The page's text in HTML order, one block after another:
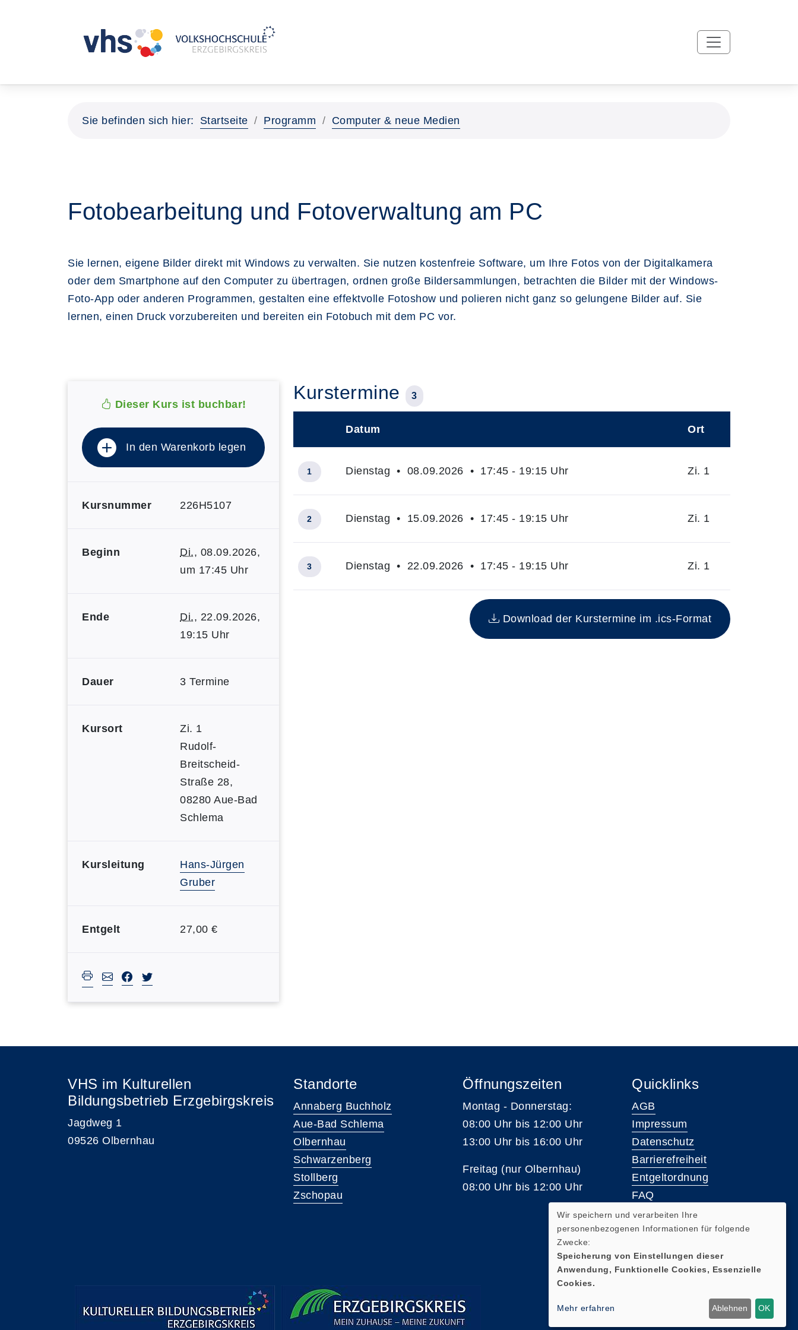
Sie befinden sich hier: Startseite Programm Computer & neue Medien
Fotobearbeitung und Fotoverwaltung am PC
Sie lernen, eigene Bilder direkt mit Windows zu verwalten. Sie nutzen kostenfreie Software, um Ihre Fotos von der Digitalkamera
oder dem Smartphone auf den Computer zu übertragen, ordnen große Bildersammlungen, betrachten die Bilder mit der Windows-
Foto-App oder anderen Programmen, gestalten eine effektvolle Fotoshow und polieren nicht ganz so gelungene Bilder auf. Sie
lernen, einen Druck vorzubereiten und bereiten ein Fotobuch mit dem PC vor.
Dieser Kurs ist buchbar!
In den Warenkorb legen
Kursnummer 226H5107
Beginn Di., 08.09.2026,
um 17:45 Uhr
Ende Di., 22.09.2026,
19:15 Uhr
Dauer 3 Termine
Kursort
Zi. 1
Rudolf-
Breitscheid-
Straße 28,
08280 Aue-Bad
Schlema
Kursleitung
Hans-Jürgen
Gruber
Entgelt 27,00 €
Kurstermine 3
Insgesamt gibt es 3 Termine zum diesen Kurs
Datum Ort
1 Dienstag • 08.09.2026 • 17:45 - 19:15 Uhr Zi. 1
2 Dienstag • 15.09.2026 • 17:45 - 19:15 Uhr Zi. 1
3 Dienstag • 22.09.2026 • 17:45 - 19:15 Uhr Zi. 1
Download der Kurstermine im .ics-Format
VHS im Kulturellen
Bildungsbetrieb Erzgebirgskreis
Jagdweg 1
09526 Olbernhau
Standorte
Annaberg Buchholz
Aue-Bad Schlema
Olbernhau
Schwarzenberg
Stollberg
Zschopau
Öffnungszeiten
Montag - Donnerstag:
08:00 Uhr bis 12:00 Uhr
13:00 Uhr bis 16:00 Uhr
Freitag (nur Olbernhau)
08:00 Uhr bis 12:00 Uhr
Quicklinks
AGB
Impressum
Datenschutz
Barrierefreiheit
Entgeltordnung
FAQ
Widerrufsformular
Wir speichern und verarbeiten Ihre
personenbezogenen Informationen für folgende
Zwecke:
Speicherung von Einstellungen dieser
Anwendung, Funktionelle Cookies, Essenzielle
Cookies.
Mehr erfahren Ablehnen OK